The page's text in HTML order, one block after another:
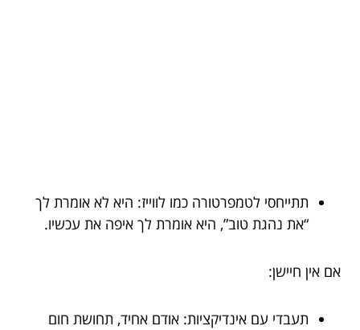
תתייחסי לטמפרטורה כמו לווייז: היא לא אומרת לך
“את נהגת טוב”, היא אומרת לך איפה את עכשיו.
אם אין חיישן:
תעבדי עם אינדיקציות: אודם אחיד, תחושת חום